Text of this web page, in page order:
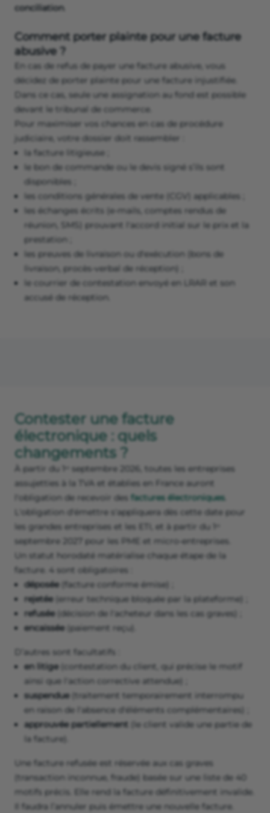
conciliation.
Comment porter plainte pour une facture
abusive ?
En cas de refus de payer une facture abusive, vous
décidez de porter plainte pour une facture injustifiée.
Dans ce cas, seule une assignation au fond est possible
devant le tribunal de commerce.
Pour maximiser vos chances en cas de procédure
judiciaire, votre dossier doit rassembler :
la facture litigieuse ;
le bon de commande ou le devis signé s’ils sont
disponibles ;
les conditions générales de vente (CGV) applicables ;
les échanges écrits (e-mails, comptes rendus de
réunion, SMS) prouvant l'accord initial sur le prix et la
prestation ;
les preuves de livraison ou d'exécution (bons de
livraison, procès-verbal de réception) ;
le courrier de contestation envoyé en LRAR et son
accusé de réception.
Contester une facture
électronique : quels
changements ?
À partir du 1ᵉʳ septembre 2026, toutes les entreprises
assujetties à la TVA et établies en France auront
l'obligation de recevoir des factures électroniques.
L'obligation d'émettre s'appliquera dès cette date pour
les grandes entreprises et les ETI, et à partir du 1ᵉʳ
septembre 2027 pour les PME et micro-entreprises.
Un statut horodaté matérialise chaque étape de la
facture. 4 sont obligatoires :
déposée(facture conforme émise) ;
rejetée(erreur technique bloquée par la plateforme) ;
refusée(décision de l'acheteur dans les cas graves) ;
encaissée(paiement reçu).
D’autres sont facultatifs :
en litige(contestation du client, qui précise le motif
ainsi que l'action corrective attendue) ;
suspendue(traitement temporairement interrompu
en raison de l'absence d'éléments complémentaires) ;
approuvée partiellement (le client valide une partie de
la facture).
Une facture refusée est réservée aux cas graves
(transaction inconnue, fraude) basée sur une liste de 40
motifs précis. Elle rend la facture définitivement invalide.
Il faudra l’annuler puis émettre une nouvelle facture.